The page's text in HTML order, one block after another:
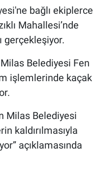
bağlı ekiplerce
Mahallesi’nde
gerçekleşiyor.
Belediyesi Fen
işlemlerinde kaçak
Milas Belediyesi
kaldırılmasıyla
açıklamasında